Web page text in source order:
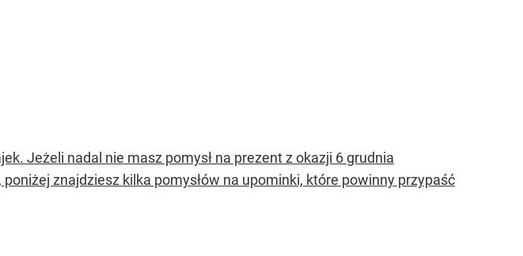
Jeżeli nadal nie masz pomysł na prezent z okazji 6 grudnia
znajdziesz kilka pomysłów na upominki, które powinny przypaść